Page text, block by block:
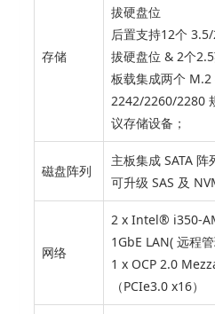
存储
拔硬盘位
后置支持12个
拔硬盘位 & 2个
板载集成两个
2242/2260/2280
议存储设备；
磁盘阵列
主板集成 SATA
可升级 SAS 及
网络
2 x Intel® i350-
1GbE LAN( 远程
1 x OCP 2.0
（PCIe3.0 x16）